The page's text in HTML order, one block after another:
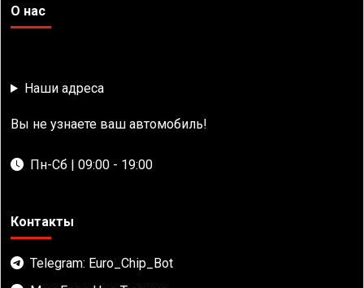
О нас
Наши адреса
Вы не узнаете ваш автомобиль!
Пн-Сб | 09:00 - 19:00
Контакты
Telegram: Euro_Chip_Bot